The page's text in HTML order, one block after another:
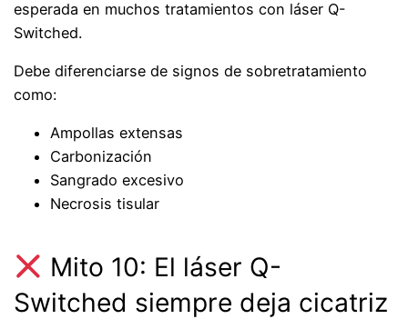
esperada en muchos tratamientos con láser Q-
Switched.
Debe diferenciarse de signos de sobretratamiento
como:
Ampollas extensas
Carbonización
Sangrado excesivo
Necrosis tisular
Mito 10: El láser Q-
Switched siempre deja cicatriz